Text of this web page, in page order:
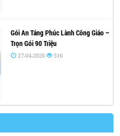
Gói An Táng Phúc Lành Công Giáo –
Trọn Gói 90 Triệu
27-04-2026 516